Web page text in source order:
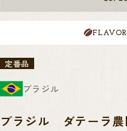
定番品
ブラジル
ブラジル ダテーラ